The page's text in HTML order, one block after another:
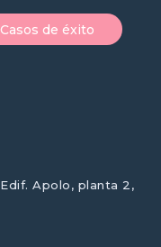
Casos de éxito
Apolo, planta 2,